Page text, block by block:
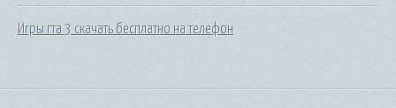
Игры гта 3 скачать бесплатно на телефон